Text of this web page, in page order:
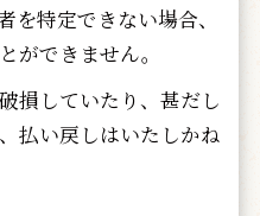
を特定できない場合、
ができません。
損していたり、甚だし
払い戻しはいたしかね